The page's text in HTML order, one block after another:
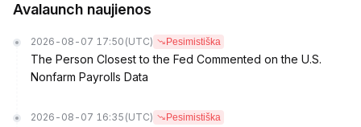
Avalaunch naujienos
2026-08-07 17:50 (UTC) Pesimistiška
The Person Closest to the Fed Commented on the U.S.
Nonfarm Payrolls Data
2026-08-07 16:35 (UTC) Pesimistiška